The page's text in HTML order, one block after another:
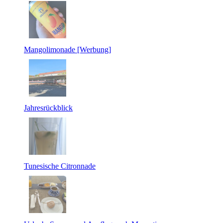
Mangolimonade [Werbung]
Jahresrückblick
Tunesische Citronnade